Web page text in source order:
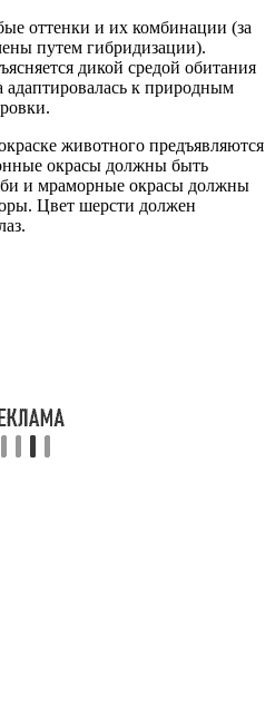
оттенки и их комбинации (за
путем гибридизации).
дикой средой обитания
к природным
животного предъявляются
окрасы должны быть
и мраморные окрасы должны
Цвет шерсти должен